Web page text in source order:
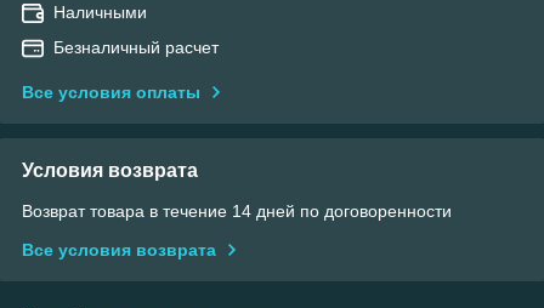
Наличными
Безналичный расчет
Все условия оплаты
Условия возврата
Возврат товара в течение 14 дней по договоренности
Все условия возврата